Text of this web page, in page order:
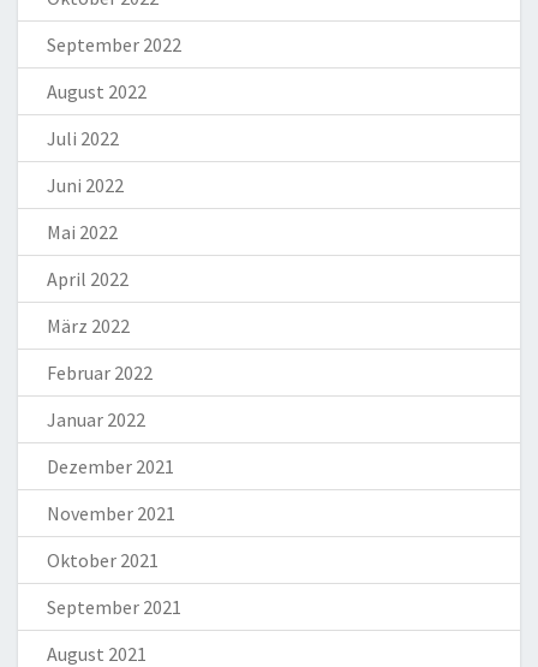
September 2022
August 2022
Juli 2022
Juni 2022
Mai 2022
April 2022
März 2022
Februar 2022
Januar 2022
Dezember 2021
November 2021
Oktober 2021
September 2021
August 2021